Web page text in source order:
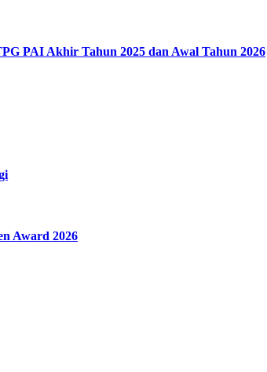
PAI Akhir Tahun 2025 dan Awal Tahun 2026
Award 2026